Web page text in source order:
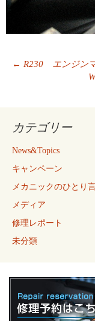
← R230 エンジン
カテゴリー
News&Topics
キャンペーン
メカニックのひとり
メディア
修理レポート
未分類